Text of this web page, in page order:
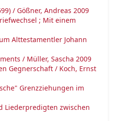
/ Gößner, Andreas 2009
; Mit einem
Alttestamentler Johann
/ Müller, Sascha 2009
Gegnerschaft / Koch, Ernst
Grenzziehungen im
Liederpredigten zwischen